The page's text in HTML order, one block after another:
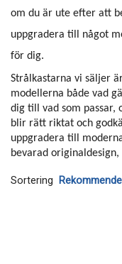
om du är ute efter att
uppgradera till något
för dig.
Strålkastarna vi säljer
modellerna både vad
dig till vad som passar,
blir rätt riktat och
uppgradera till
bevarad
Sortering